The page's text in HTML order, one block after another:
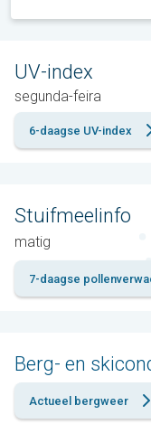
UV-index
segunda-feira
6-daagse UV-index
Stuifmeelinfo
matig
7-daagse
Berg- en
Actueel bergweer